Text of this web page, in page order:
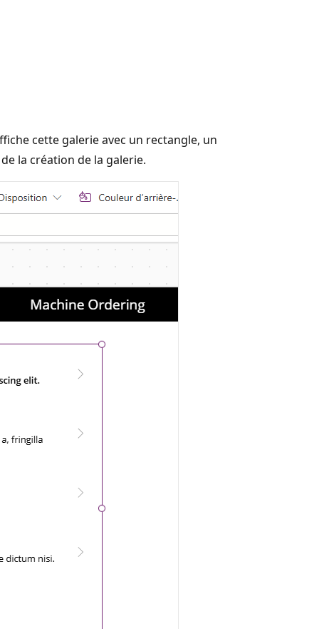
cette galerie avec un rectangle, un
la création de la galerie.